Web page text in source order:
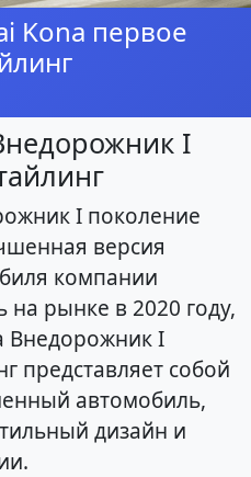
Kona первое
I
I поколение
версия
компании
рынке в 2020 году,
Внедорожник I
представляет собой
автомобиль,
дизайн и